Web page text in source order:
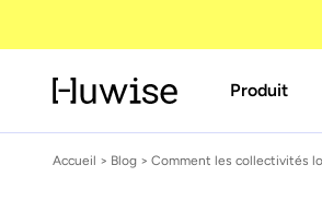
Produit
Accueil > Blog > Comment les collectivités